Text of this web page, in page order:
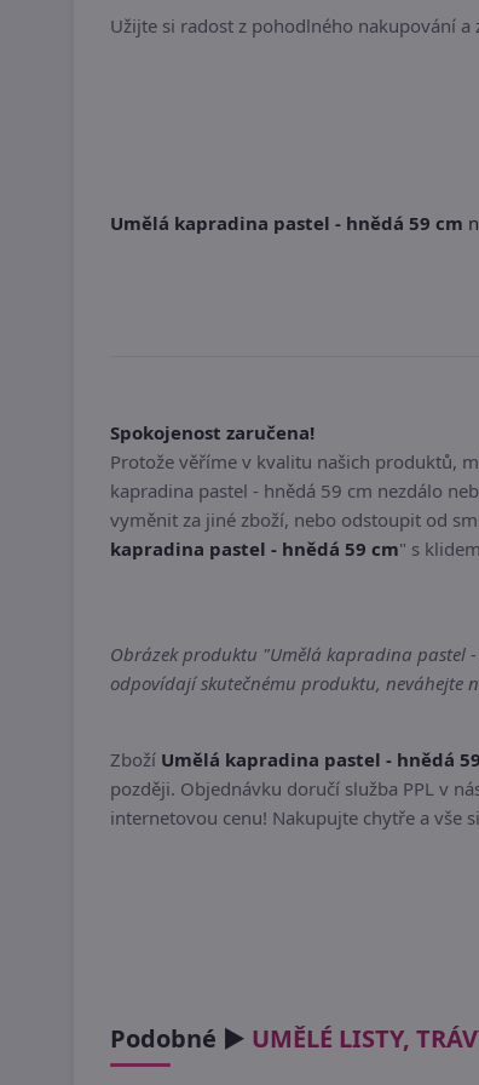
Užijte si radost z pohodlného nakupování
Umělá kapradina pastel - hnědá 59 cm
Spokojenost zaručena!
Protože věříme v kvalitu našich produktů,
kapradina pastel - hnědá 59 cm nezdálo
vyměnit za jiné zboží, nebo odstoupit od
kapradina pastel - hnědá 59 cm" s
Obrázek produktu "Umělá kapradina pastel
odpovídají skutečnému produktu, neváhejte
Zboží Umělá kapradina pastel - hnědá
později. Objednávku doručí služba PPL v
internetovou cenu! Nakupujte chytře a vše
Podobné ► UMĚLÉ LISTY,